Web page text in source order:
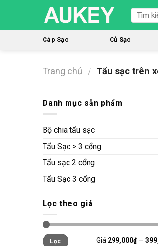
Tìm
kiếm:
Cáp Sạc Củ Sạc
Trang chủ / Tẩu sạc trên
Danh mục sản phẩm
Bộ chia tẩu sạc
Tẩu Sạc > 3 cổng
Tẩu sạc 2 cổng
Tẩu Sạc 3 cổng
Lọc theo giá
Lọc Giá 299,000₫—